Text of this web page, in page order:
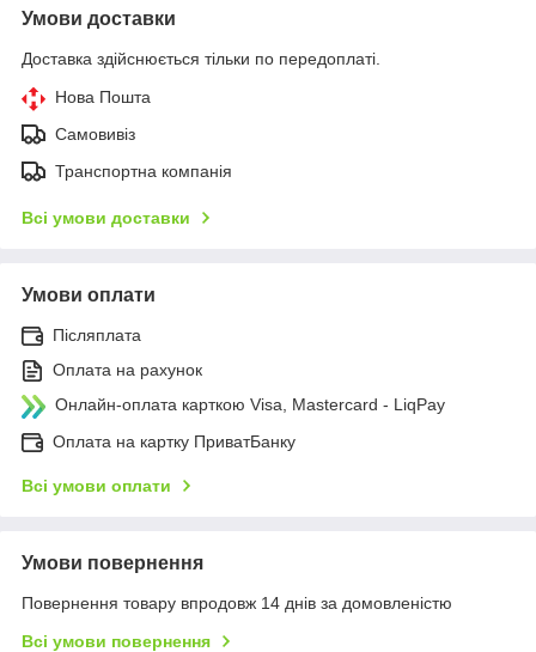
Умови доставки
Доставка здійснюється тільки по передоплаті.
Нова Пошта
Самовивіз
Транспортна компанія
Всі умови доставки
Умови оплати
Післяплата
Оплата на рахунок
Онлайн-оплата карткою Visa, Mastercard - LiqPay
Оплата на картку ПриватБанку
Всі умови оплати
Умови повернення
Повернення товару впродовж 14 днів за домовленістю
Всі умови повернення